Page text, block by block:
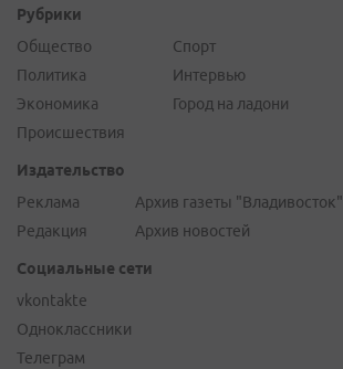
Рубрики
Общество
Политика
Экономика
Происшествия
Спорт
Интервью
Город на ладони
Издательство
Реклама
Редакция
Архив газеты "Владивосток"
Архив новостей
Социальные сети
vkontakte
Одноклассники
Телеграм